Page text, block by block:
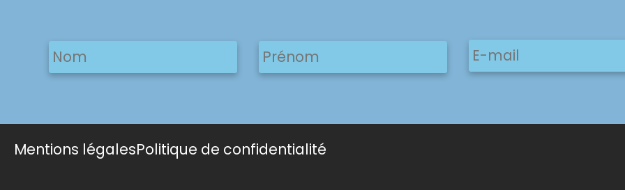
Nom Prénom
E-
mail
Mentions légalesPolitique de confidentialité